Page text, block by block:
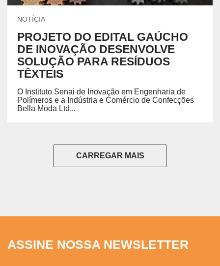
NOTÍCIA
PROJETO DO EDITAL GAÚCHO
DE INOVAÇÃO DESENVOLVE
SOLUÇÃO PARA RESÍDUOS
TÊXTEIS
O Instituto Senai de Inovação em Engenharia de
Polímeros e a Indústria e Comércio de Confecções
Bella Moda Ltd...
CARREGAR MAIS
ASSINE NOSSA NEWSLETTER